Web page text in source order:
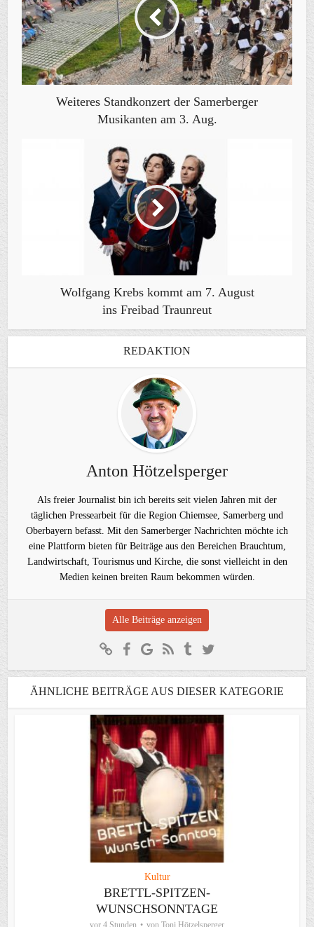
Weiteres Standkonzert der Samerberger
Musikanten am 3. Aug.
Wolfgang Krebs kommt am 7. August
ins Freibad Traunreut
REDAKTION
Anton Hötzelsperger
Als freier Journalist bin ich bereits seit vielen Jahren mit der
täglichen Pressearbeit für die Region Chiemsee, Samerberg und
Oberbayern befasst. Mit den Samerberger Nachrichten möchte ich
eine Plattform bieten für Beiträge aus den Bereichen Brauchtum,
Landwirtschaft, Tourismus und Kirche, die sonst vielleicht in den
Medien keinen breiten Raum bekommen würden.
Alle Beiträge anzeigen
ÄHNLICHE BEITRÄGE AUS DIESER KATEGORIE
Kultur
BRETTL-SPITZEN-
WUNSCHSONNTAGE